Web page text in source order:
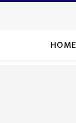
HOME